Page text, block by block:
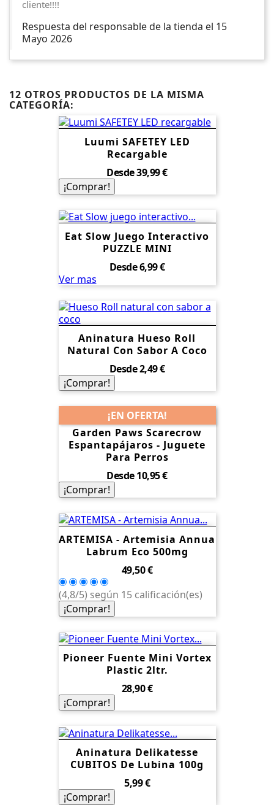
cliente!!!!
Respuesta del responsable de la tienda el 15
Mayo 2026
12 OTROS PRODUCTOS DE LA MISMA
CATEGORÍA:
Luumi SAFETEY LED
Recargable
DesdePrecio
39,99 €
¡Comprar!
Eat Slow Juego Interactivo
PUZZLE MINI
DesdePrecio
6,99 €
Ver mas
Aninatura Hueso Roll
Natural Con Sabor A Coco
DesdePrecio
2,49 €
¡Comprar!
Garden Paws Scarecrow
Espantapájaros - Juguete
Para Perros
DesdePrecio
10,95 €
¡Comprar!
¡EN OFERTA!
ARTEMISA - Artemisia Annua
Labrum Eco 500mg
Precio
49,50 €
(4,8/5) según 15 calificación(es)
¡Comprar!
Pioneer Fuente Mini Vortex
Plastic 2ltr.
Precio
28,90 €
¡Comprar!
Aninatura Delikatesse
CUBITOS De Lubina 100g
Precio
5,99 €
¡Comprar!